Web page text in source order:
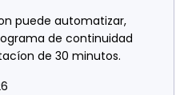
puede automatizar,
de continuidad
de 30 minutos.